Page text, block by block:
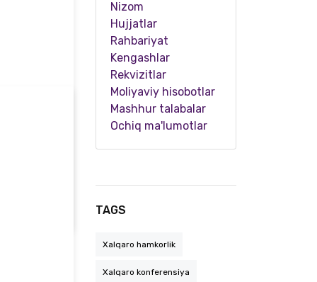
Nizom
Hujjatlar
Rahbariyat
Kengashlar
Rekvizitlar
Moliyaviy hisobotlar
Mashhur talabalar
Ochiq ma'lumotlar
TAGS
Xalqaro hamkorlik
Xalqaro konferensiya